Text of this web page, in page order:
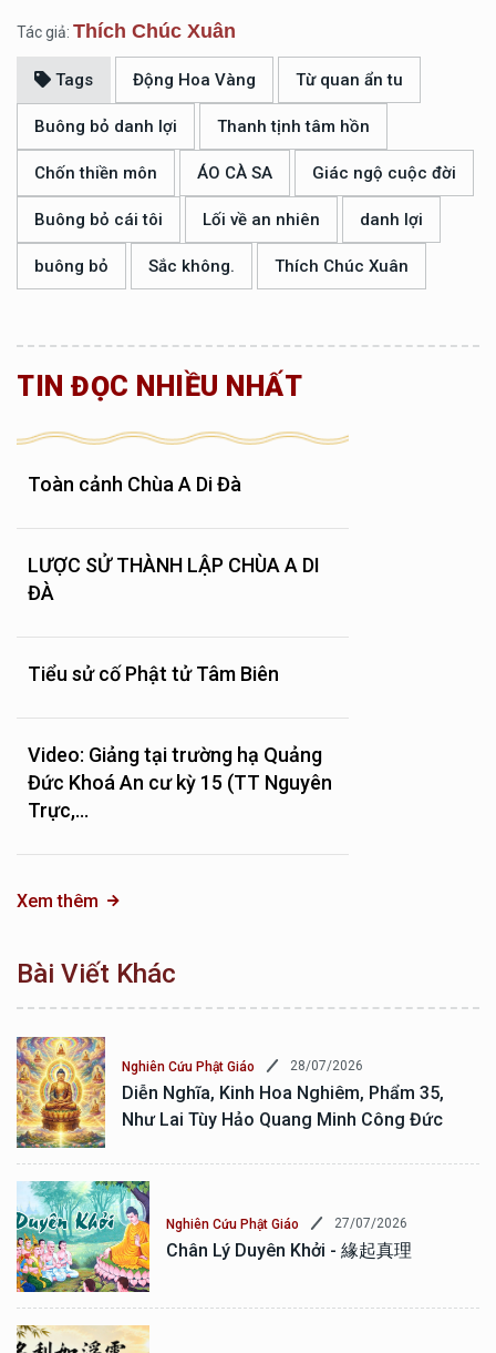
Tác giả: Thích Chúc Xuân
Tags Động Hoa Vàng Từ quan ẩn tu
Buông bỏ danh lợi Thanh tịnh tâm hồn
Chốn thiền môn ÁO CÀ SA Giác ngộ cuộc đời
Buông bỏ cái tôi Lối về an nhiên danh lợi
buông bỏ Sắc không. Thích Chúc Xuân
TIN ĐỌC NHIỀU NHẤT
Toàn cảnh Chùa A Di Đà
LƯỢC SỬ THÀNH LẬP CHÙA A DI
ĐÀ
Tiểu sử cố Phật tử Tâm Biên
Video: Giảng tại trường hạ Quảng
Đức Khoá An cư kỳ 15 (TT Nguyên
Trực,...
Xem thêm
Bài Viết Khác
Nghiên Cứu Phật Giáo 28/07/2026
Diễn Nghĩa, Kinh Hoa Nghiêm, Phẩm 35,
Như Lai Tùy Hảo Quang Minh Công Đức
Nghiên Cứu Phật Giáo 27/07/2026
Chân Lý Duyên Khởi - 緣起真理